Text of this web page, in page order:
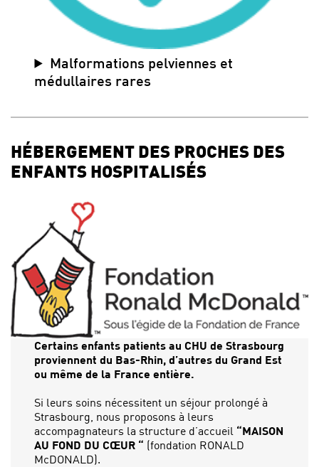
Malformations pelviennes et
médullaires rares
HÉBERGEMENT DES PROCHES DES
ENFANTS HOSPITALISÉS
Certains enfants patients au CHU de Strasbourg
proviennent du Bas-Rhin, d’autres du Grand Est
ou même de la France entière.
Si leurs soins nécessitent un séjour prolongé à
Strasbourg, nous proposons à leurs
accompagnateurs la structure d’accueil “MAISON
AU FOND DU CŒUR “ (fondation RONALD
McDONALD).